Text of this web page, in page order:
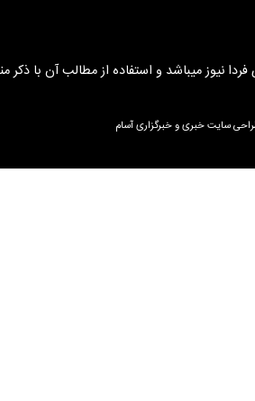
نیوز میباشد و استفاده از مطالب آن با ذکر
سایت خبری و خبرگزاری آسام